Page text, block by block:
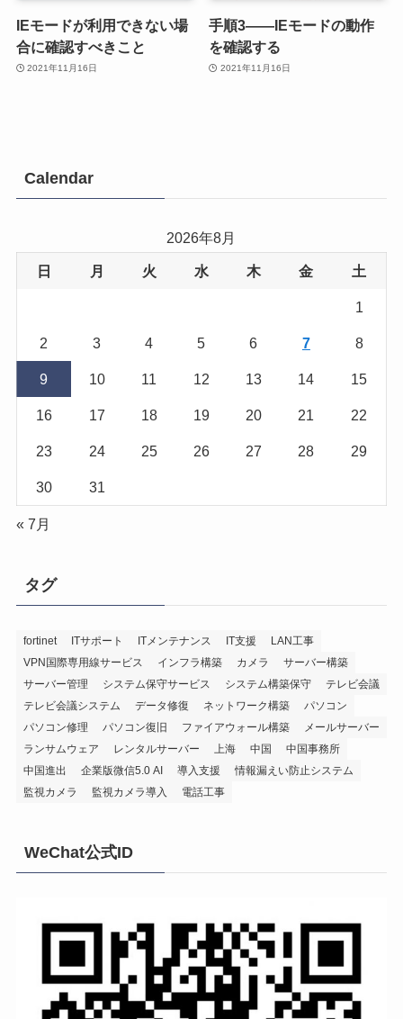
IEモードが利用できない場
合に確認すべきこと
2021年11月16日
手順3――IEモードの動作
を確認する
2021年11月16日
Calendar
2026年8月
日 月 火 水 木 金 土
1
2 3 4 5 6 7 8
9 10 11 12 13 14 15
16 17 18 19 20 21 22
23 24 25 26 27 28 29
30 31
« 7月
タグ
fortinet ITサポート ITメンテナンス IT支援
LAN工事
VPN国際専用線サービス
インフラ構築 カメラ
サーバー構築
サーバー管理
システム保守サービス システム構築保守
テレビ会議
テレビ会議システム
データ修復 ネットワーク構築
パソコン
パソコン修理
パソコン復旧 ファイアウォール構築
メールサーバー
ランサムウェア
レンタルサーバー 上海 中国
中国事務所
中国進出
企業版微信5.0 AI 導入支援
情報漏えい防止システム
監視カメラ
監視カメラ導入 電話工事
WeChat公式ID